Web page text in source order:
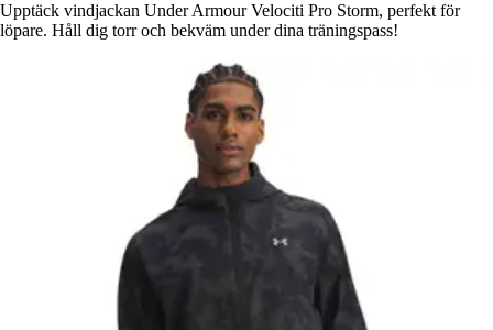
Upptäck vindjackan Under Armour Velociti Pro Storm, perfekt för
löpare. Håll dig torr och bekväm under dina träningspass!